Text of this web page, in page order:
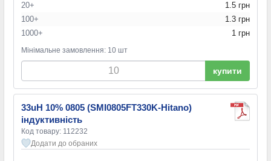
20+
1.5 грн
100+
1.3 грн
1000+
1 грн
Мінімальне замовлення: 10 шт
купити
33uH 10% 0805 (SMI0805FT330K-Hitano)
індуктивність
Код товару: 112232
Додати до обраних